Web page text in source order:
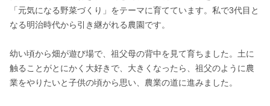
「元気になる野菜づくり」をテーマに育てています。私で3代目と
なる明治時代から引き継がれる農園です。
幼い頃から畑が遊び場で、祖父母の背中を見て育ちました。土に
触ることがとにかく大好きで、大きくなったら、祖父のように農
業をやりたいと子供の頃から思い、農業の道に進みました。